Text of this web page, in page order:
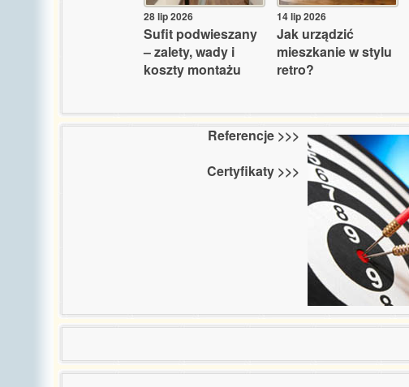
28 lip 2026
Sufit podwieszany
– zalety, wady i
koszty montażu
14 lip 2026
Jak urządzić
mieszkanie w stylu
retro?
Referencje >>>
Certyfikaty >>>